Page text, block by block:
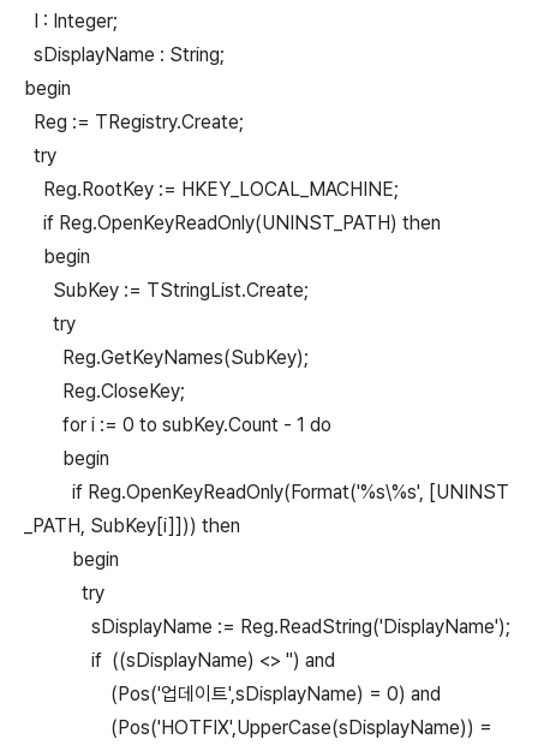
I : Integer;
sDisplayName : String;
begin
Reg := TRegistry.Create;
try
Reg.RootKey := HKEY_LOCAL_MACHINE;
if Reg.OpenKeyReadOnly(UNINST_PATH) then
begin
SubKey := TStringList.Create;
try
Reg.GetKeyNames(SubKey);
Reg.CloseKey;
for i := 0 to subKey.Count - 1 do
begin
if Reg.OpenKeyReadOnly(Format('%s\%s', [UNINST
_PATH, SubKey[i]])) then
begin
try
sDisplayName := Reg.ReadString('DisplayName');
if ((sDisplayName) <> '') and
(Pos('업데이트',sDisplayName) = 0) and
(Pos('HOTFIX',UpperCase(sDisplayName)) =